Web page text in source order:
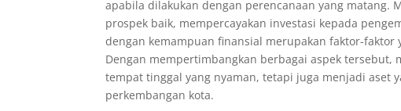
apabila dilakukan dengan perencanaan yang
prospek baik, mempercayakan investasi kepada
dengan kemampuan finansial merupakan faktor-
Dengan mempertimbangkan berbagai aspek
tempat tinggal yang nyaman, tetapi juga menjadi
perkembangan kota.